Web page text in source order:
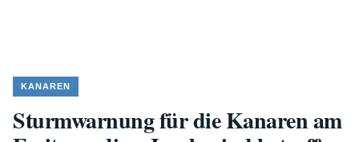
KANAREN
Sturmwarnung für die Kanaren am